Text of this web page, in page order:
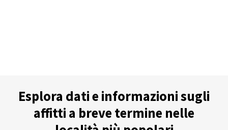
Esplora dati e informazioni sugli
affitti a breve termine nelle